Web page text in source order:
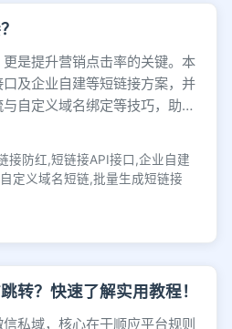
是提升营销点击率的关键。本
及企业自建等短链接方案，并
自定义域名绑定等技巧，助你
接防红,短链接API接口,企业自建
定义域名短链,批量生成短链接
转？快速了解实用教程！
私域，核心在于顺应平台规则